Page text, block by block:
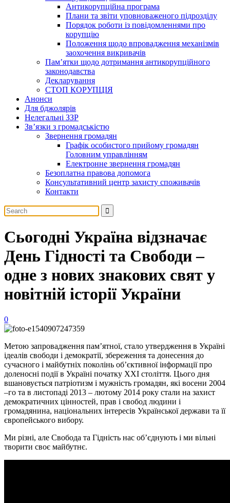
Антикорупційна програма
Плани та звіти уповноваженого підрозділу
Порядок роботи із повідомленнями про
корупцію
Положення щодо впровадження механізмів
заохочення викривачів
Пам’ятки щодо дотримання антикорупційного
законодавства
Декларування
СТОП КОРУПЦІЯ
Анонси
Для бджолярів
Нелегальні ЗЗР
Зв’язки з громадськістю
Звернення громадян
Графік особистого прийому громадян
Головним управлінням
Електронне звернення громадян
Безоплатна правова допомога
Консультативний центр захисту споживачів
Контакти
Сьогодні Україна відзначає
День Гідності та Свободи –
одне з нових знакових свят у
новітній історії України
0
Метою запровадження пам’ятної, стало утвердження в Україні
ідеалів свободи і демократії, збереження та донесення до
сучасного і майбутніх поколінь об’єктивної інформації про
доленосні події в Україні початку XXI століття. Цього дня
вшановується патріотизм і мужність громадян, які восени 2004
–го та в листопаді 2013 – лютому 2014 року стали на захист
демократичних цінностей, прав і свобод людини і
громадянина, національних інтересів Української держави та її
європейського вибору.
Ми різні, але Свобода та Гідність нас об’єднують і ми вільні
творити своє майбутнє.